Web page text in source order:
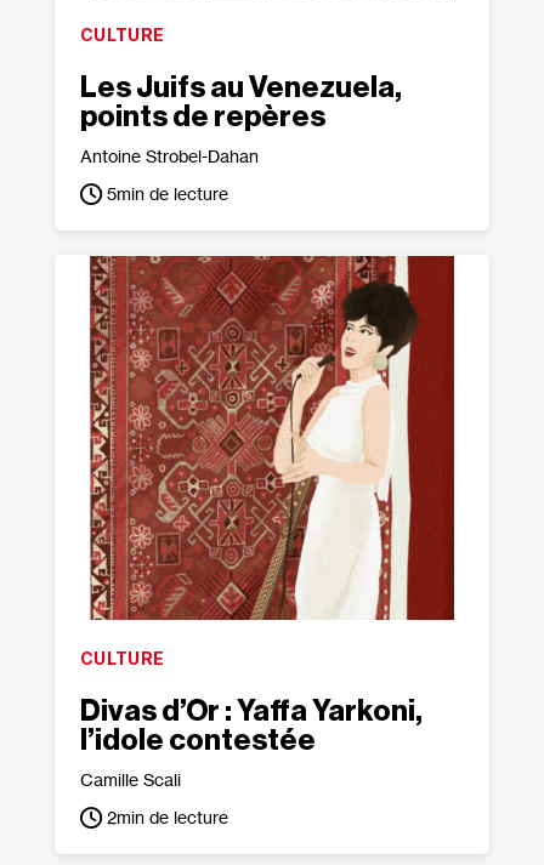
CULTURE
Les Juifs au Venezuela,
points de repères
Antoine Strobel-Dahan
5min de lecture
CULTURE
Divas d’Or : Yaffa Yarkoni,
l’idole contestée
Camille Scali
2min de lecture